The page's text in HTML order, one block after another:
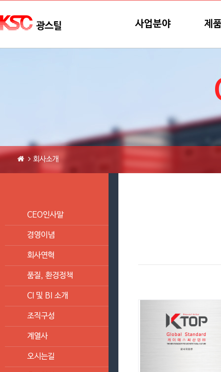
메뉴바로가기
사업분야 제
CEO인사말
경영이념
회사연혁
품질, 환경정책
CI 및 BI 소개
조직구성
계열사
오시는길
회사소개